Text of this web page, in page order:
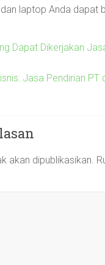
laptop Anda dapat
Dapat Dikerjakan
Jasa Pendirian
akan dipublikasikan.